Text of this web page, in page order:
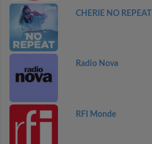
CHERIE NO REPEAT
Radio Nova
RFI Monde